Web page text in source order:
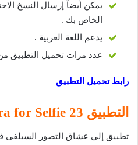
يمكن أيضاً إرسال النسخ
الخاص بك .
يدعم اللغة العربية .
عدد مرات تحميل التطبيق من 5 إلي 10
رابط تحميل التطبيق
التطبيق 23 Candy Camera for Selfie
تطبيق إلي عشاق التصور السيلفى